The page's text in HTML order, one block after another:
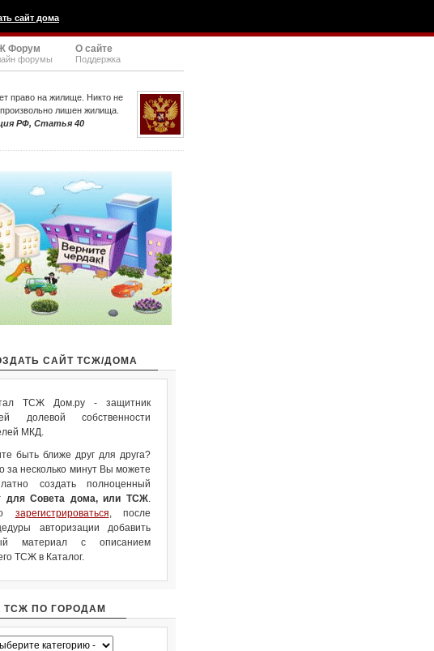
сайт дома
Форум
форумы
О сайте
Поддержка
право на жилище. Никто не
лишен жилища.
РФ, Статья 40
САЙТ ТСЖ/ДОМА
ТСЖ Дом.ру - защитник
долевой собственности
МКД.
быть ближе друг для друга?
за несколько минут Вы можете
создать полноценный
для Совета дома, или ТСЖ.
зарегистрироваться, после
авторизации добавить
материал с описанием
ТСЖ в Каталог.
ТСЖ ПО ГОРОДАМ